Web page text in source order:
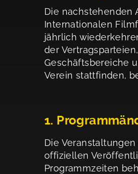
Die nachstehenden
Internationalen
jährlich
der
Geschäftsbereiche
Verein stattfinden,
1.
Die
offiziellen
Programmzeiten